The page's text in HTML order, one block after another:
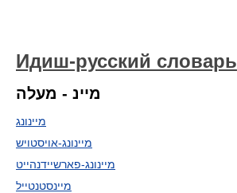
Идиш-русский словарь
מיינ - מעלה
מיינונג
מיינונג-אויסטויש
מיינונג-פארשיידנהייט
מיינסטנטייל